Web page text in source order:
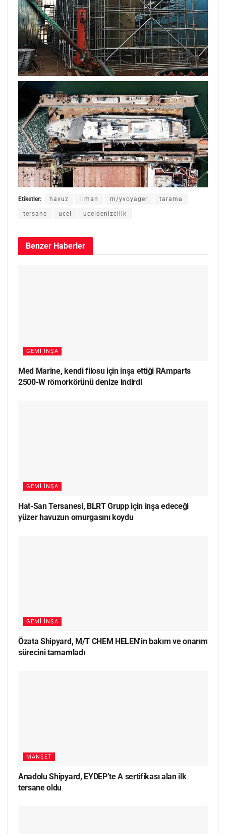
Etiketler: havuz liman m/yvoyager tarama
tersane ucel uceldenizcilik
Benzer Haberler
GEMI İNŞA
Med Marine, kendi filosu için inşa ettiği RAmparts
2500-W römorkörünü denize indirdi
GEMI İNŞA
Hat-San Tersanesi, BLRT Grupp için inşa edeceği
yüzer havuzun omurgasını koydu
GEMI İNŞA
Özata Shipyard, M/T CHEM HELEN’in bakım ve onarım
sürecini tamamladı
MANŞET
Anadolu Shipyard, EYDEP’te A sertifikası alan ilk
tersane oldu